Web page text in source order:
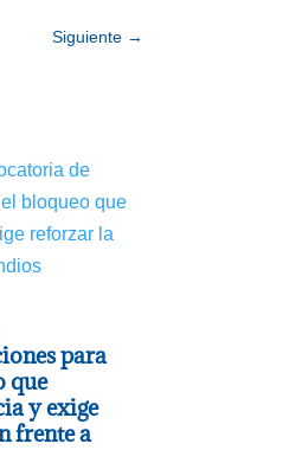
Siguiente→
para
que
y exige
frente a